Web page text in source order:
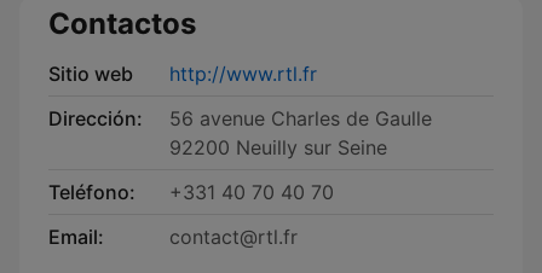
Contactos
Sitio web
http://www.rtl.fr
Dirección:
56 avenue Charles de Gaulle
92200 Neuilly sur Seine
Teléfono:
+331 40 70 40 70
Email:
contact@rtl.fr